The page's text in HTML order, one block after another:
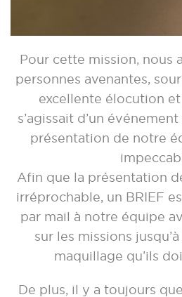
Pour cette mission, nous
personnes avenantes,
excellente élocution
s’agissait d’un
présentation de notre
Afin que la présentation
irréprochable, un BRIEF
par mail à notre équipe
sur les missions
maquillage qu’ils
De plus, il y a toujours